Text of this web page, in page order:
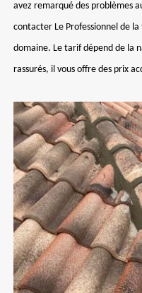
avez remarqué des problèmes
contacter Le Professionnel de
domaine. Le tarif dépend de la
rassurés, il vous offre des prix